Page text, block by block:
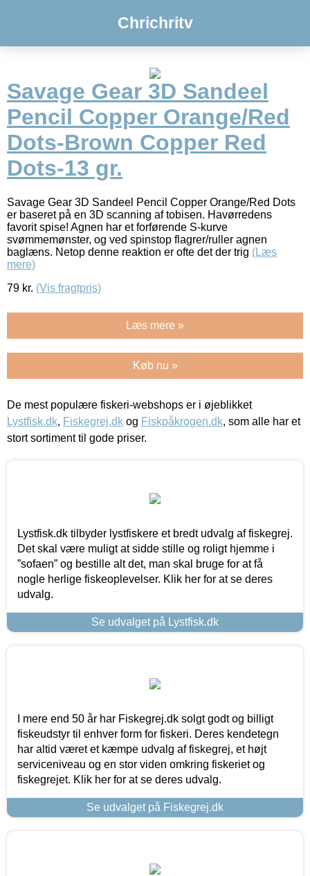
Chrichritv
Savage Gear 3D Sandeel
Pencil Copper Orange/Red
Dots-Brown Copper Red
Dots-13 gr.
Savage Gear 3D Sandeel Pencil Copper Orange/Red Dots
er baseret på en 3D scanning af tobisen. Havørredens
favorit spise! Agnen har et forførende S-kurve
svømmemønster, og ved spinstop flagrer/ruller agnen
baglæns. Netop denne reaktion er ofte det der trig (Læs
mere)
79 kr. (Vis fragtpris)
Læs mere »
Køb nu »
De mest populære fiskeri-webshops er i øjeblikket
Lystfisk.dk, Fiskegrej.dk og Fiskpåkrogen.dk, som alle har et
stort sortiment til gode priser.
Lystfisk.dk tilbyder lystfiskere et bredt udvalg af fiskegrej.
Det skal være muligt at sidde stille og roligt hjemme i
”sofaen” og bestille alt det, man skal bruge for at få
nogle herlige fiskeoplevelser. Klik her for at se deres
udvalg.
Se udvalget på Lystfisk.dk
I mere end 50 år har Fiskegrej.dk solgt godt og billigt
fiskeudstyr til enhver form for fiskeri. Deres kendetegn
har altid været et kæmpe udvalg af fiskegrej, et højt
serviceniveau og en stor viden omkring fiskeriet og
fiskegrejet. Klik her for at se deres udvalg.
Se udvalget på Fiskegrej.dk